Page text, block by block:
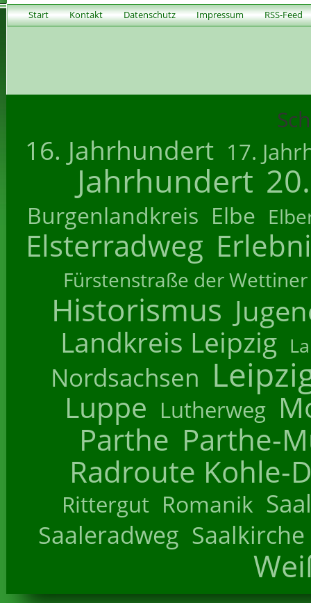
Start Kontakt Datenschutz Impressum RSS-Feed
16. Jahrhundert 17.
Jahrhundert
Burgenlandkreis Elbe
Elsterradweg
Fürstenstraße der Wettiner
Historismus
Landkreis Leipzig
Nordsachsen
Luppe Lutherweg
Parthe Parthe-
Radroute Kohle-
Rittergut Romanik
Saaleradweg Saalkirche